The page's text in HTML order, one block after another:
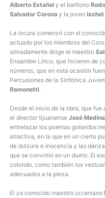
Alberto Estañol y el barítono
Salvador Corona y la joven Ixchel
La locura comenzó con el
actuado por los miembros del
atinadamente dirige el maestro
Ensamble Lírico, que hicieron de
números, que en esta ocasión
Percusiones de la Sinfónica
Ramonetti.
Desde el inicio de la obra, que
el director tijuanense José Medina
entrelazar los poemas goliardos
atractiva, en la que en un cierto
de dulzura e inocencia y las
que se convirtió en un dueto. El
colorido, como también los
adecuados a la pieza.
El ya conocido maestro ucraniano